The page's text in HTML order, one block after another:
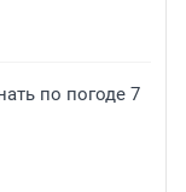
по погоде 7